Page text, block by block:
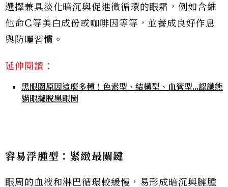
選擇兼具淡化暗沉與促進微循環的眼霜，例如含維
他命C等美白成份或咖啡因等等，並養成良好作息
與防曬習慣。
延伸閱讀：
黑眼圈原因這麼多種！色素型、結構型、血管型...認識熊
貓眼擺脫黑眼圈
容易浮腫型：緊緻最關鍵
眼周的血液和淋巴循環較緩慢，易形成暗沉與臃腫